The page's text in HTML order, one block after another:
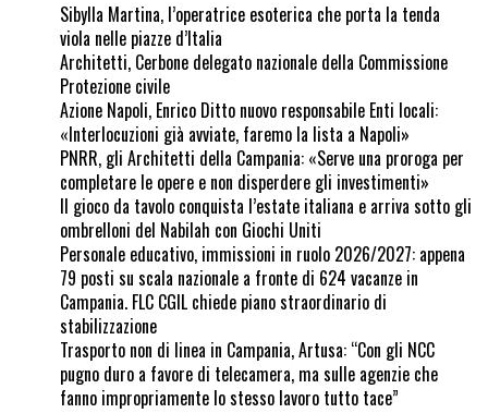
Sibylla Martina, l’operatrice esoterica che porta la tenda
viola nelle piazze d’Italia
Architetti, Cerbone delegato nazionale della Commissione
Protezione civile
Azione Napoli, Enrico Ditto nuovo responsabile Enti locali:
«Interlocuzioni già avviate, faremo la lista a Napoli»
PNRR, gli Architetti della Campania: «Serve una proroga per
completare le opere e non disperdere gli investimenti»
Il gioco da tavolo conquista l’estate italiana e arriva sotto gli
ombrelloni del Nabilah con Giochi Uniti
Personale educativo, immissioni in ruolo 2026/2027: appena
79 posti su scala nazionale a fronte di 624 vacanze in
Campania. FLC CGIL chiede piano straordinario di
stabilizzazione
Trasporto non di linea in Campania, Artusa: “Con gli NCC
pugno duro a favore di telecamera, ma sulle agenzie che
fanno impropriamente lo stesso lavoro tutto tace”